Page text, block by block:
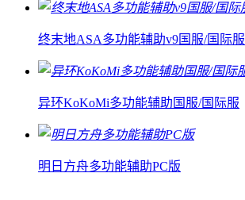
终末地ASA多功能辅助v9国服/国际服
异环KoKoMi多功能辅助国服/国际服
明日方舟多功能辅助PC版